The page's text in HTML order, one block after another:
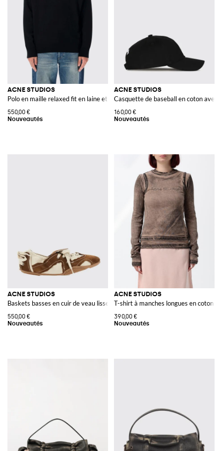
ACNE STUDIOS
Polo en maille relaxed fit en laine et yak avec logo brodé
550,00 €
ACNE STUDIOS
Casquette de baseball en coton avec
160,00 €
ACNE STUDIOS
Baskets basses en cuir de veau lisse et suédé
550,00 €
ACNE STUDIOS
T-shirt à manches longues en coton
390,00 €